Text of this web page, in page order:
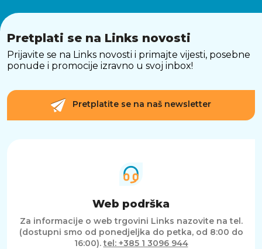
Pretplati se na Links novosti
Prijavite se na Links novosti i primajte vijesti, posebne
ponude i promocije izravno u svoj inbox!
Pretplatite se na naš newsletter
Web podrška
Za informacije o web trgovini Links nazovite na tel.
(dostupni smo od ponedjeljka do petka, od 8:00 do
16:00).tel: +385 1 3096 944